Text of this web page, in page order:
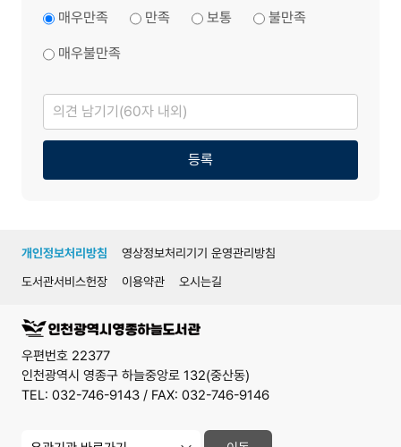
매우만족
만족 보통 불만족
매우불만족
의
견
남
기
등록
개인정보처리방침
영상정보처리기기 운영관리방침
도서관서비스헌장
이용약관 오시는길
우편번호 22377
인천광역시 영종구 하늘중앙로 132(중산동)
TEL: 032-746-9143 / FAX: 032-746-9146